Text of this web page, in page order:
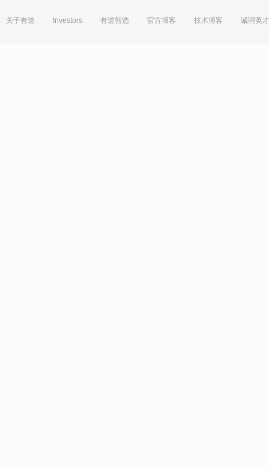
关于有道 Investors 有道智选 官方博客 技术博客 诚聘英才